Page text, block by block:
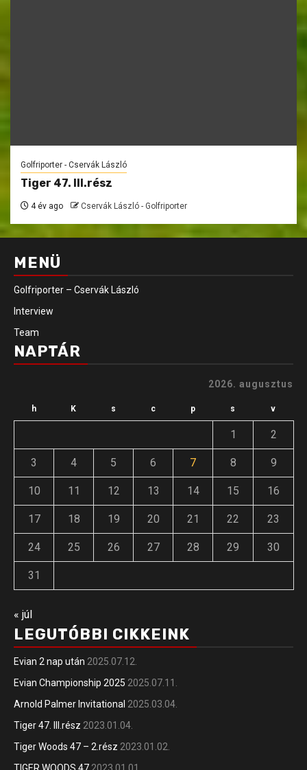
Golfriporter - Cservák László
Tiger 47. III.rész
4 év ago Cservák László - Golfriporter
MENÜ
Golfriporter – Cservák László
Interview
Team
NAPTÁR
2026. augusztus
h K s c p s v
1 2
3 4 5 6 7 8 9
10 11 12 13 14 15 16
17 18 19 20 21 22 23
24 25 26 27 28 29 30
31
« júl
LEGUTÓBBI CIKKEINK
Evian 2 nap után 2025.07.12.
Evian Championship 2025 2025.07.11.
Arnold Palmer Invitational 2025.03.04.
Tiger 47. III.rész 2023.01.04.
Tiger Woods 47 – 2.rész 2023.01.02.